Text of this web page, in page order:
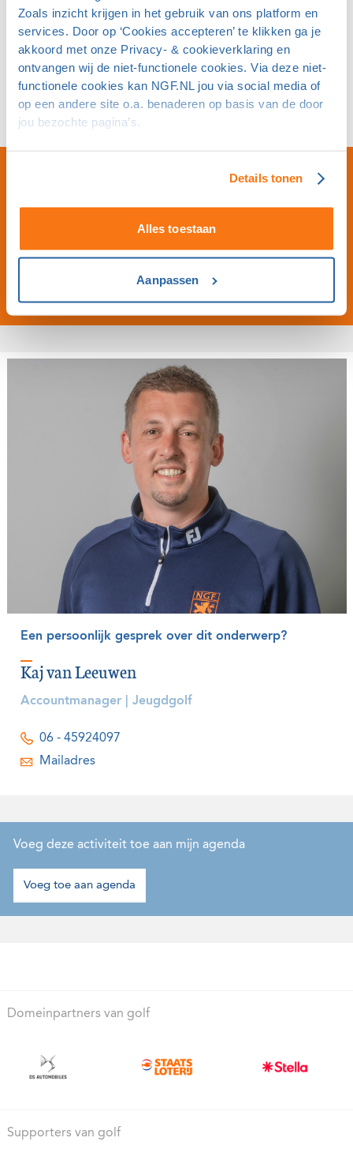
Zoals inzicht krijgen in het gebruik van ons platform en
services. Door op ‘Cookies accepteren’ te klikken ga je
akkoord met onze Privacy- & cookieverklaring en
ontvangen wij de niet-functionele cookies. Via deze niet-
functionele cookies kan NGF.NL jou via social media of
op een andere site o.a. benaderen op basis van de door
jou bezochte pagina’s.
Details tonen
Alles toestaan
Aanpassen
Klik hier om je aan te melden.
De NGF-cursus Jeugdcoach wordt ook op andere data
en locaties gegeven. Raadpleeg hiervoor de NGF-
kalender.
Wil je meer informatie over de Jeugdcoachcursus?Klik
dan hier.
Kosten: €25
Golfresidentie Dronten
Een persoonlijk gesprek over dit onderwerp?
Kaj van Leeuwen
Accountmanager | Jeugdgolf
06 - 45924097
Mailadres
Voeg deze activiteit toe aan mijn agenda
Voeg toe aan agenda
Domeinpartners van golf
Supporters van golf